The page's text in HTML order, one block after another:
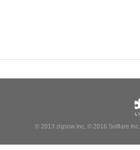
© 2013 zigsow Inc, © 2016 Solflare Inc.